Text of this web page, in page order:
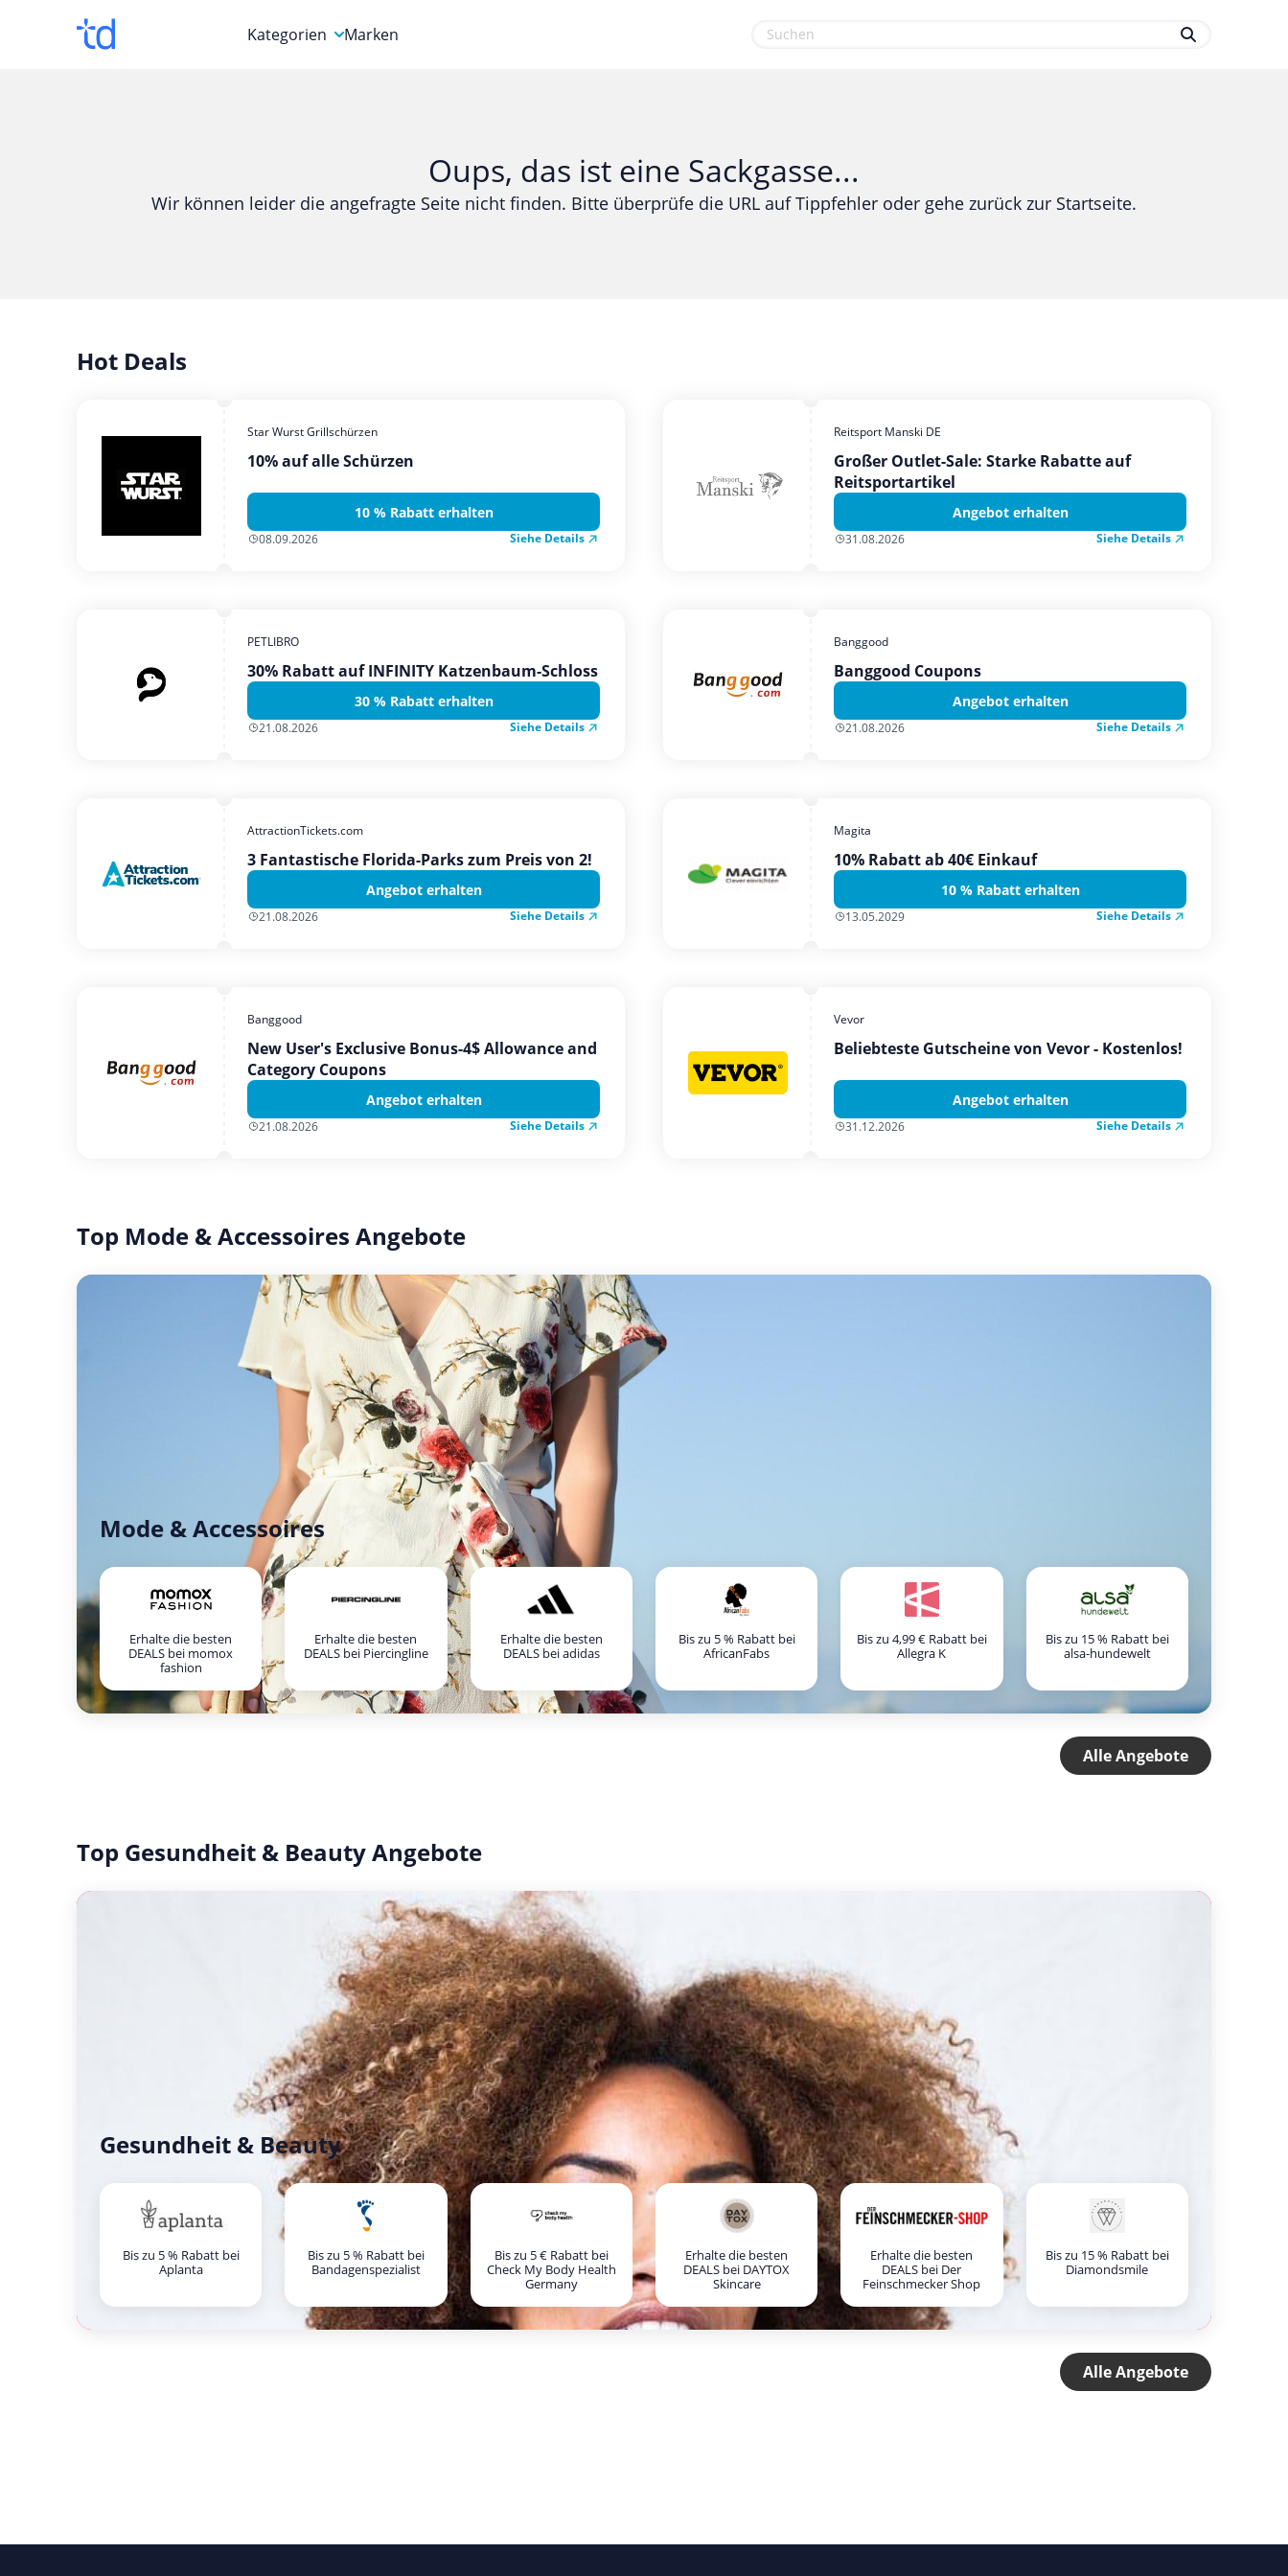
Kategorien
Computer & Elektronik
Gesundheit & Beauty
Mobilfunk & Internet
Marken
Oups, das ist eine Sackgasse...
Wir können leider die angefragte Seite nicht finden. Bitte überprüfe die URL auf Tippfehler oder gehe zurück zur Startseite.
Hot Deals
Star Wurst Grillschürzen
10% auf alle Schürzen
10 % Rabatt erhalten
08.09.2026 Siehe Details
Reitsport Manski DE
Großer Outlet-Sale: Starke Rabatte auf
Reitsportartikel
Angebot erhalten
31.08.2026 Siehe Details
PETLIBRO
30% Rabatt auf INFINITY Katzenbaum-Schloss
30 % Rabatt erhalten
21.08.2026 Siehe Details
Banggood
Banggood Coupons
Angebot erhalten
21.08.2026 Siehe Details
AttractionTickets.com
3 Fantastische Florida-Parks zum Preis von 2!
Angebot erhalten
21.08.2026 Siehe Details
Magita
10% Rabatt ab 40€ Einkauf
10 % Rabatt erhalten
13.05.2029 Siehe Details
Banggood
New User's Exclusive Bonus-4$ Allowance and
Category Coupons
Angebot erhalten
21.08.2026 Siehe Details
Vevor
Beliebteste Gutscheine von Vevor - Kostenlos!
Angebot erhalten
31.12.2026 Siehe Details
Top Mode & Accessoires Angebote
Mode & Accessoires
Erhalte die besten
DEALS bei momox
fashion
Erhalte die besten
DEALS bei Piercingline
Erhalte die besten
DEALS bei adidas
Bis zu 5 % Rabatt bei
AfricanFabs
Bis zu 4,99 € Rabatt bei
Allegra K
Bis zu 15 % Rabatt bei
alsa-hundewelt
Alle Angebote
Top Gesundheit & Beauty Angebote
Gesundheit & Beauty
Bis zu 5 % Rabatt bei
Aplanta
Bis zu 5 % Rabatt bei
Bandagenspezialist
Bis zu 5 € Rabatt bei
Check My Body Health
Germany
Erhalte die besten
DEALS bei DAYTOX
Skincare
Erhalte die besten
DEALS bei Der
Feinschmecker Shop
Bis zu 15 % Rabatt bei
Diamondsmile
Alle Angebote